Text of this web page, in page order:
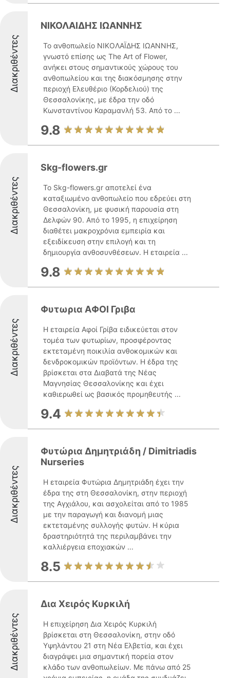
Διακριθέντες
ΝΙΚΟΛΑΙΔΗΣ ΙΩΑΝΝΗΣ
Το ανθοπωλείο ΝΙΚΟΛΑΪΔΗΣ ΙΩΑΝΝΗΣ,
γνωστό επίσης ως The Art of Flower,
ανήκει στους σημαντικούς χώρους του
ανθοπωλείου και της διακόσμησης στην
περιοχή Ελευθέριο (Κορδελιού) της
Θεσσαλονίκης, με έδρα την οδό
Κωνσταντίνου Καραμανλή 53. Από το ...
9.8
Διακριθέντες
Skg-flowers.gr
Το Skg-flowers.gr αποτελεί ένα
καταξιωμένο ανθοπωλείο που εδρεύει στη
Θεσσαλονίκη, με φυσική παρουσία στη
Δελφών 90. Από το 1995, η επιχείρηση
διαθέτει μακροχρόνια εμπειρία και
εξειδίκευση στην επιλογή και τη
δημιουργία ανθοσυνθέσεων. Η εταιρεία ...
9.8
Διακριθέντες
Φυτωρια ΑΦΟΙ Γριβα
Η εταιρεία Αφοί Γρίβα ειδικεύεται στον
τομέα των φυτωρίων, προσφέροντας
εκτεταμένη ποικιλία ανθοκομικών και
δενδροκομικών προϊόντων. Η έδρα της
βρίσκεται στα Διαβατά της Νέας
Μαγνησίας Θεσσαλονίκης και έχει
καθιερωθεί ως βασικός προμηθευτής ...
9.4
Διακριθέντες
Φυτώρια Δημητριάδη / Dimitriadis
Nurseries
Η εταιρεία Φυτώρια Δημητριάδη έχει την
έδρα της στη Θεσσαλονίκη, στην περιοχή
της Αγχιάλου, και ασχολείται από το 1985
με την παραγωγή και διανομή μιας
εκτεταμένης συλλογής φυτών. Η κύρια
δραστηριότητά της περιλαμβάνει την
καλλιέργεια εποχιακών ...
8.5
Διακριθέντες
Δια Χειρός Κυρκιλή
Η επιχείρηση Δια Χειρός Κυρκιλή
βρίσκεται στη Θεσσαλονίκη, στην οδό
Υψηλάντου 21 στη Νέα Ελβετία, και έχει
διαγράψει μια σημαντική πορεία στον
κλάδο των ανθοπωλείων. Με πάνω από 25